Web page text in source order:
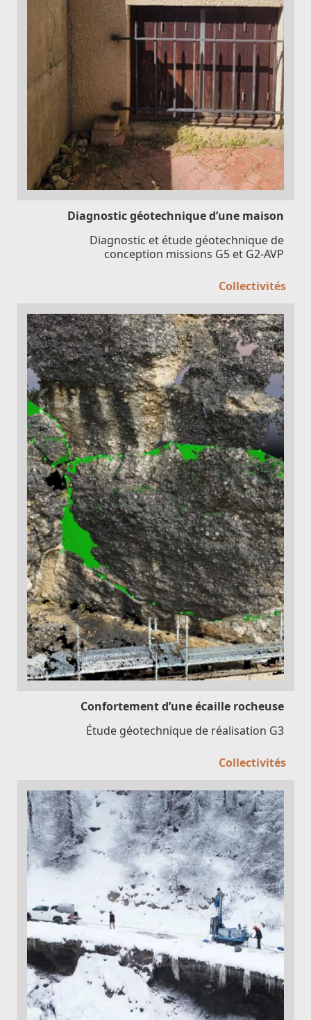
Diagnostic géotechnique d’une maison
Diagnostic et étude géotechnique de
conception missions G5 et G2-AVP
Collectivités
Confortement d’une écaille rocheuse
Étude géotechnique de réalisation G3
Collectivités